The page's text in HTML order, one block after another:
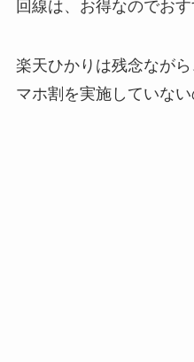
回線は、お得なのでおす
楽天ひかりは残念なが
マホ割を実施していない